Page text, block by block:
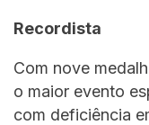
Recordista
Com nove
o maior evento
com deficiência